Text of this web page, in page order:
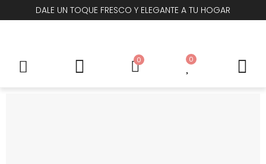
DALE UN TOQUE FRESCO Y ELEGANTE A TU HOGAR
0 0